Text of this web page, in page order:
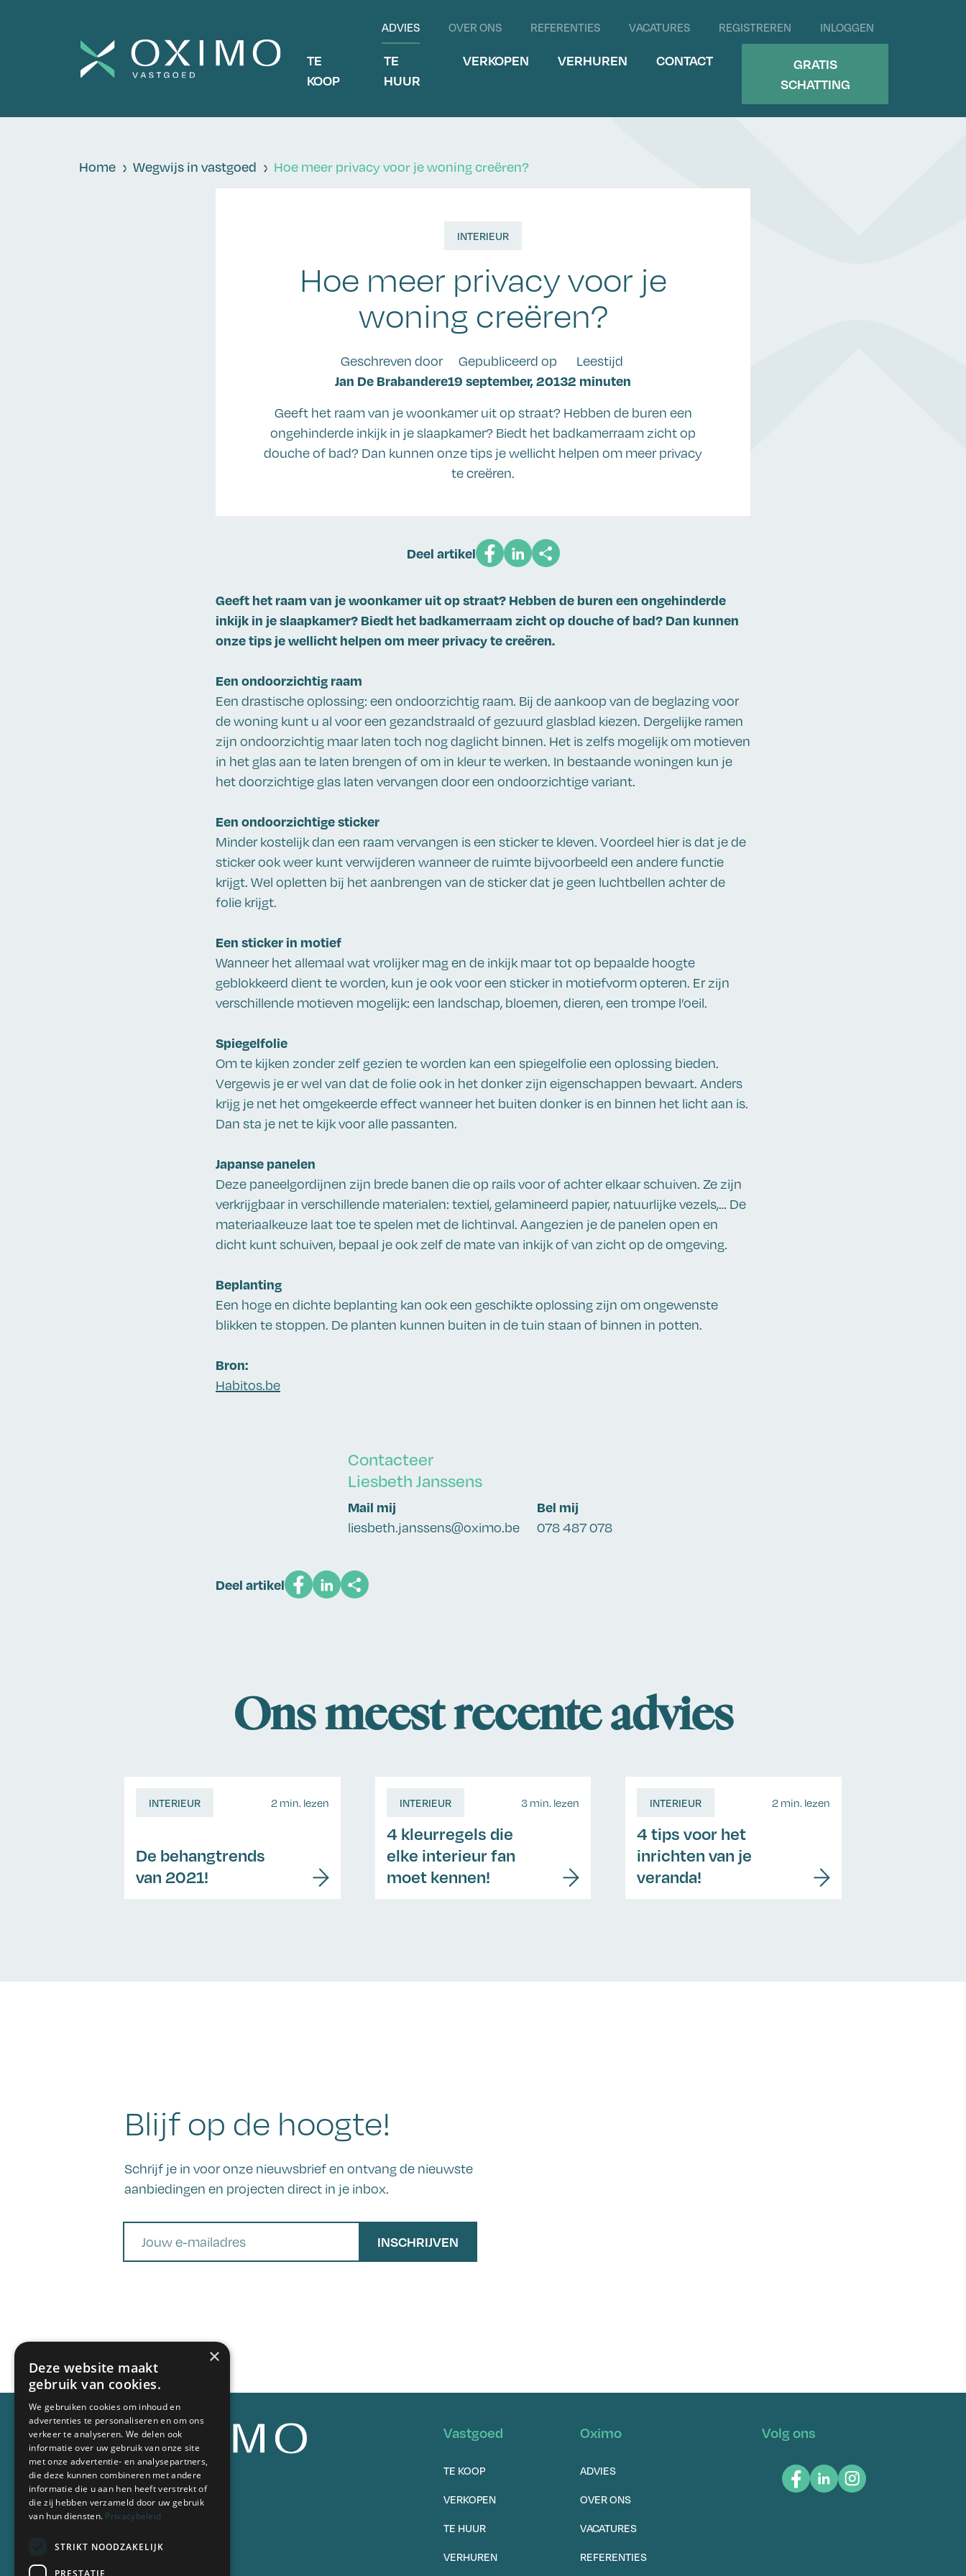
ADVIES OVER ONS REFERENTIES VACATURES REGISTREREN INLOGGEN
TE
KOOP
TE
HUUR
VERKOPEN VERHUREN CONTACT
GRATIS
SCHATTING
Home Wegwijs in vastgoed Hoe meer privacy voor je woning creëren?
INTERIEUR
Hoe meer privacy voor je
woning creëren?
Geschreven door
Jan De Brabandere
Gepubliceerd op
19 september, 2013
Leestijd
2 minuten
Geeft het raam van je woonkamer uit op straat? Hebben de buren een
ongehinderde inkijk in je slaapkamer? Biedt het badkamerraam zicht op
douche of bad? Dan kunnen onze tips je wellicht helpen om meer privacy
te creëren.
Deel artikel
Geeft het raam van je woonkamer uit op straat? Hebben de buren een ongehinderde
inkijk in je slaapkamer? Biedt het badkamerraam zicht op douche of bad? Dan kunnen
onze tips je wellicht helpen om meer privacy te creëren.
Een ondoorzichtig raam
Een drastische oplossing: een ondoorzichtig raam. Bij de aankoop van de beglazing voor
de woning kunt u al voor een gezandstraald of gezuurd glasblad kiezen. Dergelijke ramen
zijn ondoorzichtig maar laten toch nog daglicht binnen. Het is zelfs mogelijk om motieven
in het glas aan te laten brengen of om in kleur te werken. In bestaande woningen kun je
het doorzichtige glas laten vervangen door een ondoorzichtige variant.
Een ondoorzichtige sticker
Minder kostelijk dan een raam vervangen is een sticker te kleven. Voordeel hier is dat je de
sticker ook weer kunt verwijderen wanneer de ruimte bijvoorbeeld een andere functie
krijgt. Wel opletten bij het aanbrengen van de sticker dat je geen luchtbellen achter de
folie krijgt.
Een sticker in motief
Wanneer het allemaal wat vrolijker mag en de inkijk maar tot op bepaalde hoogte
geblokkeerd dient te worden, kun je ook voor een sticker in motiefvorm opteren. Er zijn
verschillende motieven mogelijk: een landschap, bloemen, dieren, een trompe l’oeil.
Spiegelfolie
Om te kijken zonder zelf gezien te worden kan een spiegelfolie een oplossing bieden.
Vergewis je er wel van dat de folie ook in het donker zijn eigenschappen bewaart. Anders
krijg je net het omgekeerde effect wanneer het buiten donker is en binnen het licht aan is.
Dan sta je net te kijk voor alle passanten.
Japanse panelen
Deze paneelgordijnen zijn brede banen die op rails voor of achter elkaar schuiven. Ze zijn
verkrijgbaar in verschillende materialen: textiel, gelamineerd papier, natuurlijke vezels,… De
materiaalkeuze laat toe te spelen met de lichtinval. Aangezien je de panelen open en
dicht kunt schuiven, bepaal je ook zelf de mate van inkijk of van zicht op de omgeving.
Beplanting
Een hoge en dichte beplanting kan ook een geschikte oplossing zijn om ongewenste
blikken te stoppen. De planten kunnen buiten in de tuin staan of binnen in potten.
Bron:
Habitos.be
Contacteer
Liesbeth Janssens
Mail mij
liesbeth.janssens@oximo.be
Bel mij
078 487 078
Deel artikel
Ons meest recente advies
INTERIEUR 2 min. lezen
De behangtrends
van 2021!
INTERIEUR 3 min. lezen
4 kleurregels die
elke interieur fan
moet kennen!
INTERIEUR 2 min. lezen
4 tips voor het
inrichten van je
veranda!
Blijf op de hoogte!
Schrijf je in voor onze nieuwsbrief en ontvang de nieuwste
aanbiedingen en projecten direct in je inbox.
INSCHRIJVEN
Contacteer ons
E vastgoed@oximo.be
Vastgoed
TE KOOP
VERKOPEN
TE HUUR
VERHUREN
Oximo
ADVIES
OVER ONS
VACATURES
REFERENTIES
Volg ons
×
Deze website maakt
gebruik van cookies.
We gebruiken cookies om inhoud en
advertenties te personaliseren en om ons
verkeer te analyseren. We delen ook
informatie over uw gebruik van onze site
met onze advertentie- en analysepartners,
die deze kunnen combineren met andere
informatie die u aan hen heeft verstrekt of
die zij hebben verzameld door uw gebruik
van hun diensten. Privacybeleid
STRIKT NOODZAKELIJK
PRESTATIE